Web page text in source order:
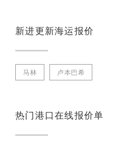
新进更新海运报价
马林 卢本巴希
热门港口在线报价单